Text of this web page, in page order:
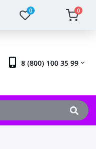
0 0
8 (800) 100 35 99